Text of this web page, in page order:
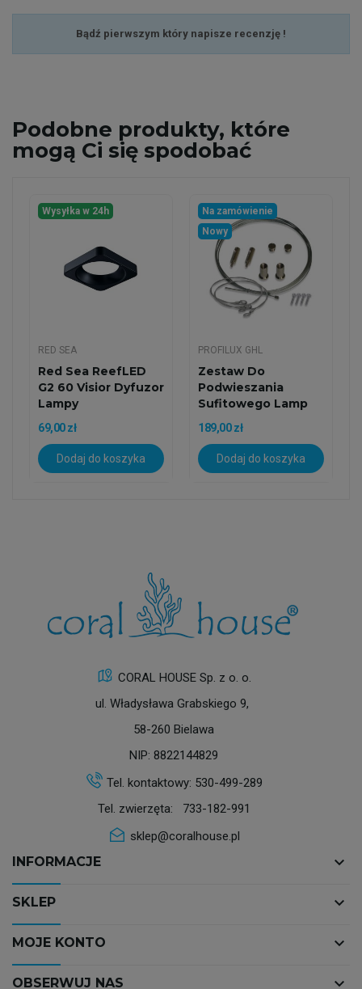
Bądź pierwszym który napisze recenzję !
Podobne produkty, które
mogą Ci się spodobać
Wysyłka w 24h
RED SEA
Red Sea ReefLED
G2 60 Visior Dyfuzor
Lampy
69,00 zł
Dodaj do koszyka
Na zamówienie
Nowy
PROFILUX GHL
Zestaw Do
Podwieszania
Sufitowego Lamp
GHL Mitras LX8
189,00 zł
Dodaj do koszyka
CORAL HOUSE Sp. z o. o.
ul. Władysława Grabskiego 9,
58-260 Bielawa
NIP: 8822144829
Tel. kontaktowy: 530-499-289
Tel. zwierzęta: 733-182-991
sklep@coralhouse.pl
INFORMACJE keyboard_arrow_down
SKLEP keyboard_arrow_down
MOJE KONTO keyboard_arrow_down
OBSERWUJ NAS keyboard_arrow_down